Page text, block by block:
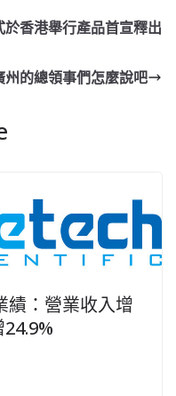
香港舉行產品首宣釋出
的總領事們怎麼說吧
績：營業收入增